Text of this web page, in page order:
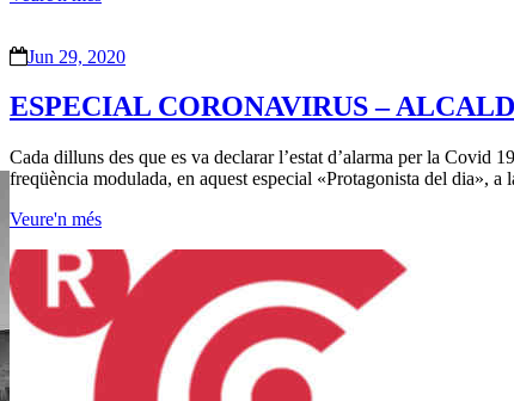
Jun 29, 2020
ESPECIAL CORONAVIRUS –
Cada dilluns des que es va declarar l’estat d’alarma per la Covid
freqüència modulada, en aquest especial «Protagonista del dia»,
Veure'n més